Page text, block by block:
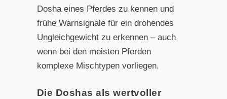
Dosha eines Pferdes zu kennen und
frühe Warnsignale für ein drohendes
Ungleichgewicht zu erkennen – auch
wenn bei den meisten Pferden
komplexe Mischtypen vorliegen.
Die Doshas als wertvoller